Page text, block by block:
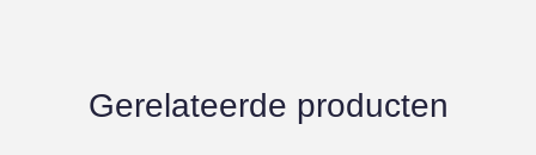
Gerelateerde producten